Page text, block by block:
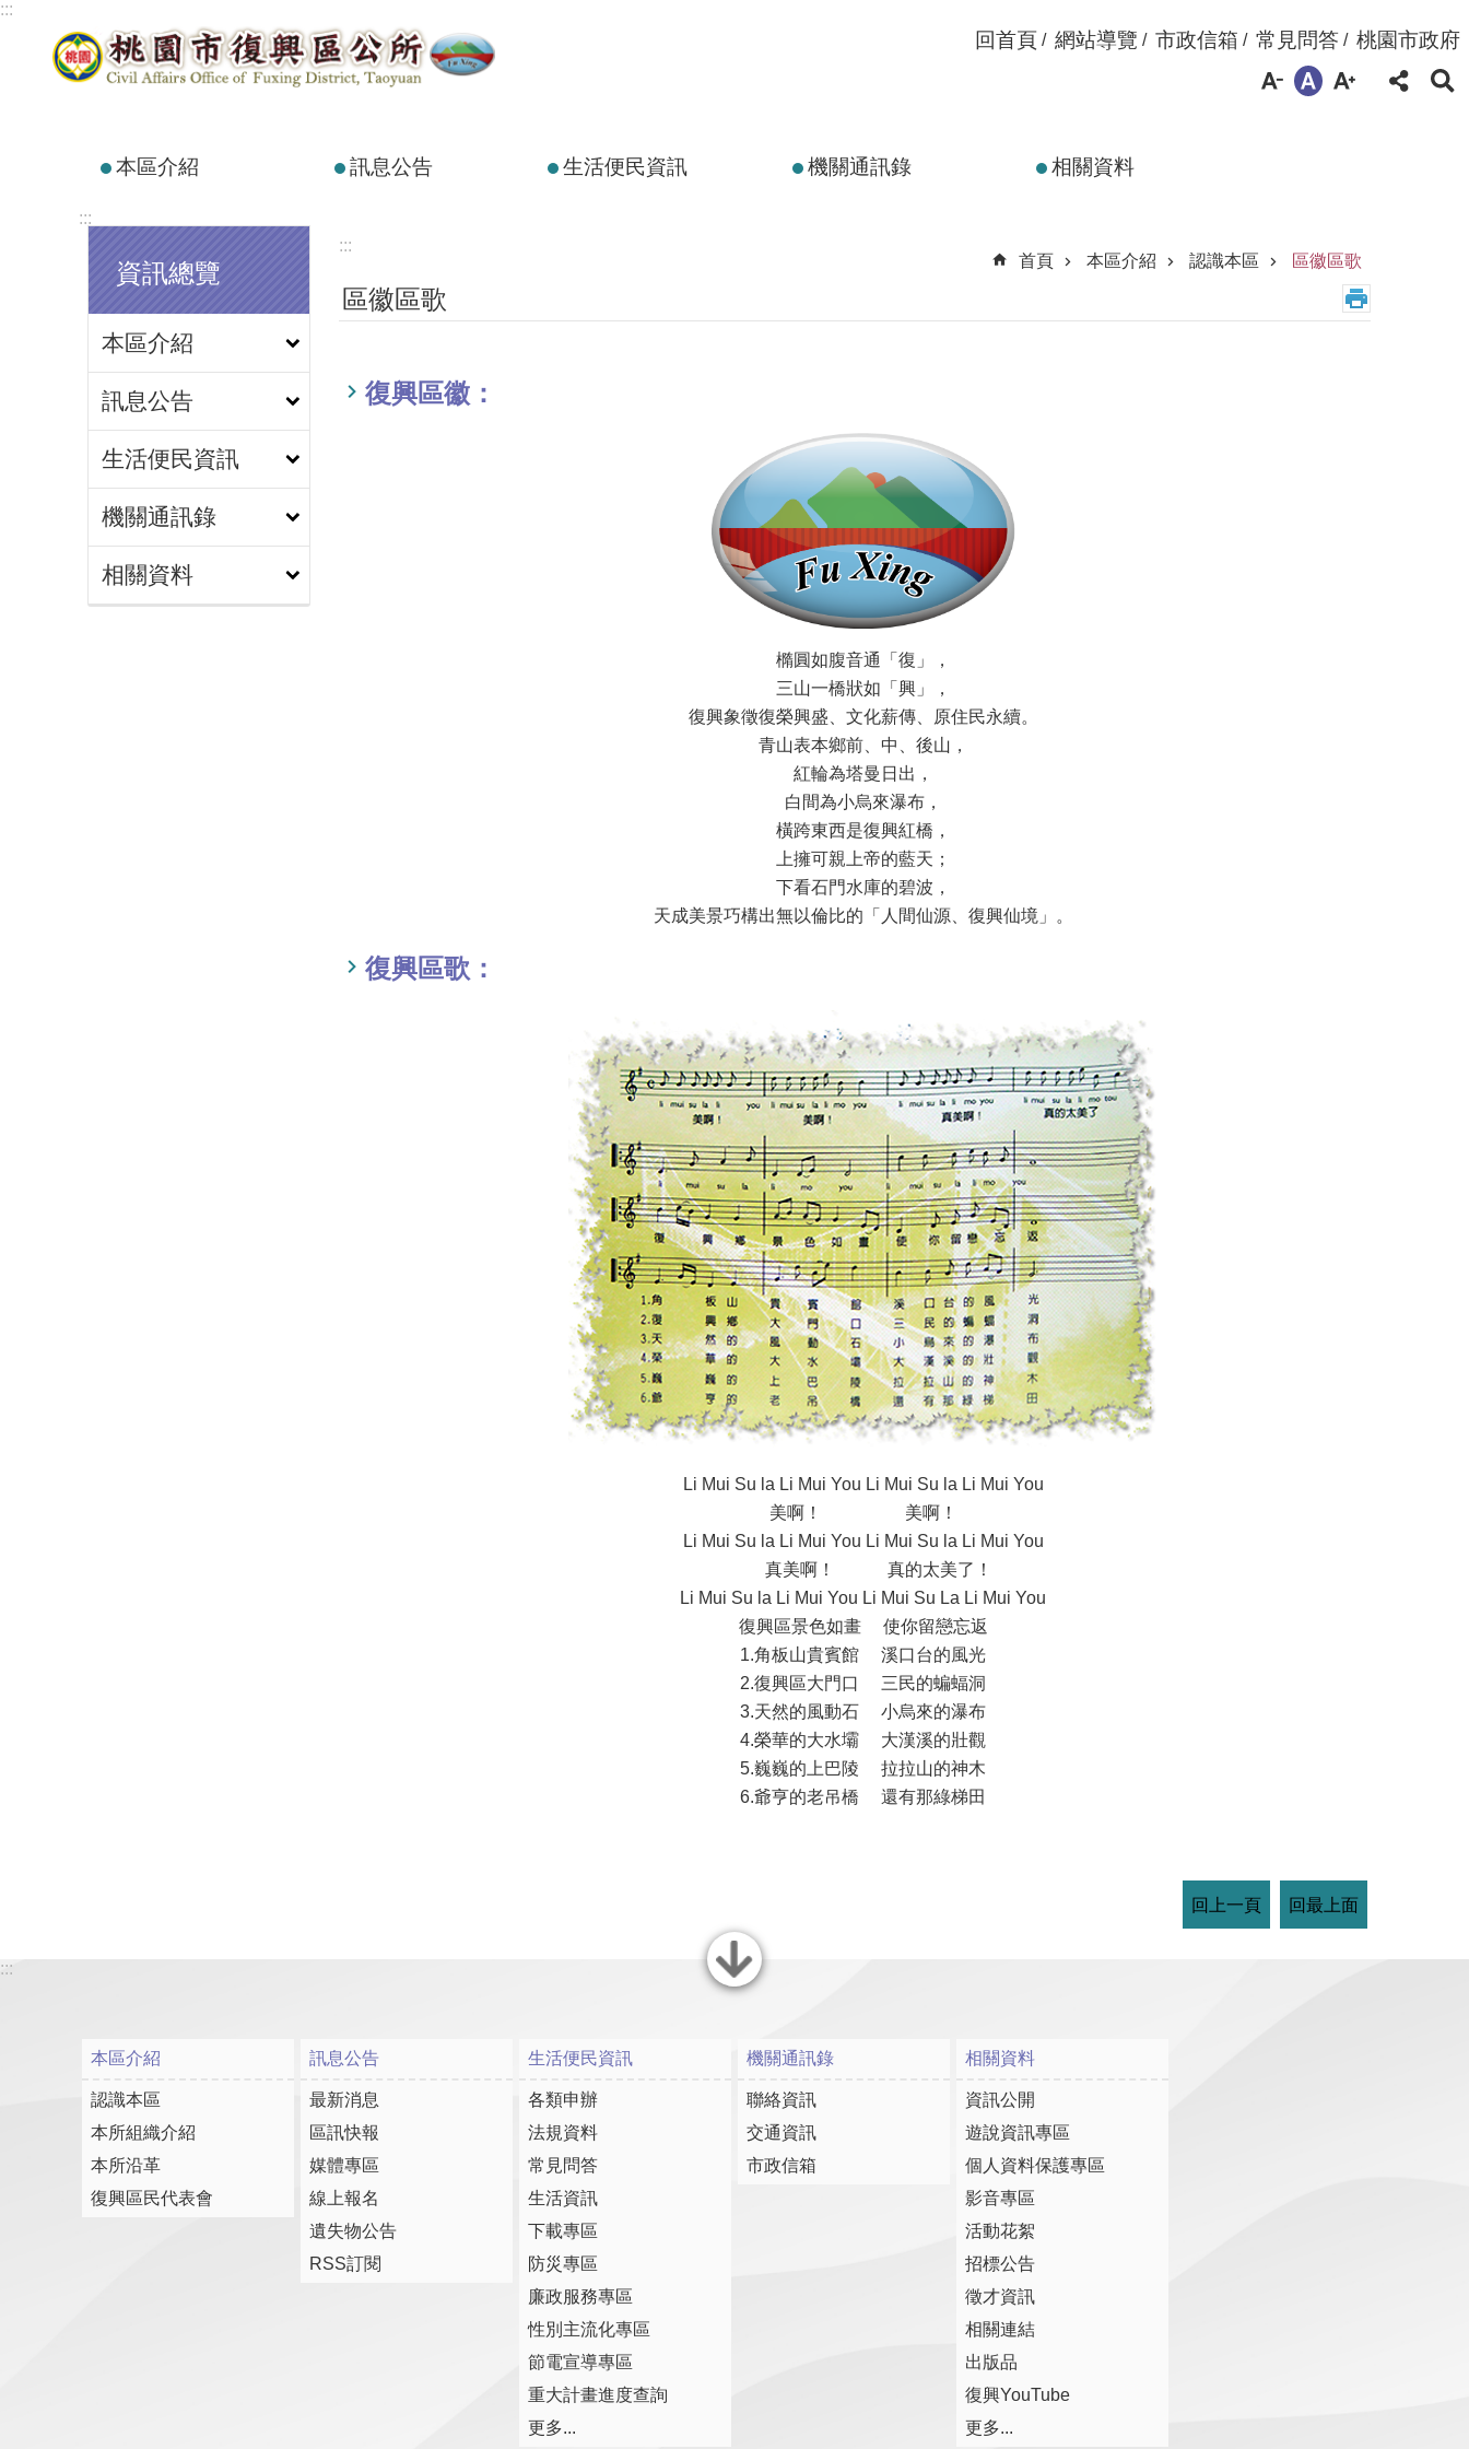
跳到主要內容區塊
:::
回首頁 網站導覽 市政信箱 常見問答 桃園市政府
本區介紹 訊息公告 生活便民資訊 機關通訊錄 相關資料
:::
資訊總覽
本區介紹
訊息公告
生活便民資訊
機關通訊錄
相關資料
:::
首頁
本區介紹 認識本區 區徽區歌
區徽區歌
復興區徽：
橢圓如腹音通「復」，
三山一橋狀如「興」，
復興象徵復榮興盛、文化薪傳、原住民永續。
青山表本鄉前、中、後山，
紅輪為塔曼日出，
白間為小烏來瀑布，
橫跨東西是復興紅橋，
上擁可親上帝的藍天；
下看石門水庫的碧波，
天成美景巧構出無以倫比的「人間仙源、復興仙境」。
復興區歌：
Li Mui Su la Li Mui You Li Mui Su la Li Mui You
美啊！ 美啊！
Li Mui Su la Li Mui You Li Mui Su la Li Mui You
真美啊！ 真的太美了！
Li Mui Su la Li Mui You Li Mui Su La Li Mui You
復興區景色如畫 使你留戀忘返
1.角板山貴賓館 溪口台的風光
2.復興區大門口 三民的蝙蝠洞
3.天然的風動石 小烏來的瀑布
4.榮華的大水壩 大漢溪的壯觀
5.巍巍的上巴陵 拉拉山的神木
6.爺亨的老吊橋 還有那綠梯田
回上一頁 回最上面
關閉
:::
本區介紹
認識本區
本所組織介紹
本所沿革
復興區民代表會
訊息公告
最新消息
區訊快報
媒體專區
線上報名
遺失物公告
RSS訂閱
生活便民資訊
各類申辦
法規資料
常見問答
生活資訊
下載專區
防災專區
廉政服務專區
性別主流化專區
節電宣導專區
重大計畫進度查詢
更多...
機關通訊錄
聯絡資訊
交通資訊
市政信箱
相關資料
資訊公開
遊說資訊專區
個人資料保護專區
影音專區
活動花絮
招標公告
徵才資訊
相關連結
出版品
復興YouTube
更多...